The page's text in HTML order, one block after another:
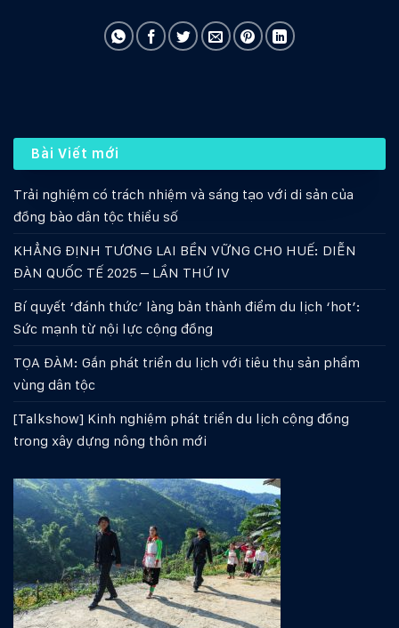
Bài Viết mới
Trải nghiệm có trách nhiệm và sáng tạo với di sản của
đồng bào dân tộc thiểu số
KHẲNG ĐỊNH TƯƠNG LAI BỀN VỮNG CHO HUẾ: DIỄN
ĐÀN QUỐC TẾ 2025 – LẦN THỨ IV
Bí quyết ‘đánh thức’ làng bản thành điểm du lịch ‘hot’:
Sức mạnh từ nội lực cộng đồng
TỌA ĐÀM: Gắn phát triển du lịch với tiêu thụ sản phẩm
vùng dân tộc
[Talkshow] Kinh nghiệm phát triển du lịch cộng đồng
trong xây dựng nông thôn mới